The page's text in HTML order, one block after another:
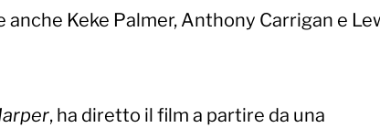
anche Keke Palmer, Anthony Carrigan e
, ha diretto il film a partire da una